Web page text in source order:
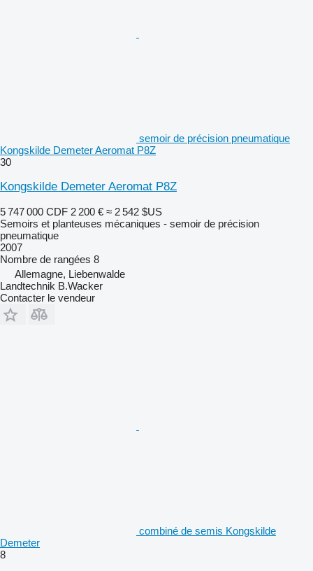
semoir de précision pneumatique
Kongskilde Demeter Aeromat P8Z
30
Kongskilde Demeter Aeromat P8Z
5 747 000 CDF 2 200 € ≈ 2 542 $US
Semoirs et planteuses mécaniques - semoir de précision
pneumatique
2007
Nombre de rangées 8
Allemagne, Liebenwalde
Landtechnik B.Wacker
Contacter le vendeur
combiné de semis Kongskilde
Demeter
8